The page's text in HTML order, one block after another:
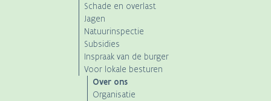
Schade en overlast
Jagen
Natuurinspectie
Subsidies
Inspraak van de burger
Voor lokale besturen
Over ons
Organisatie